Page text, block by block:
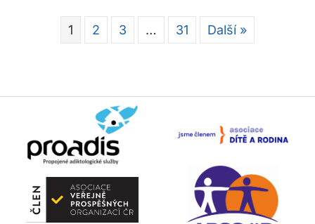
1 2 3 … 31 Další »